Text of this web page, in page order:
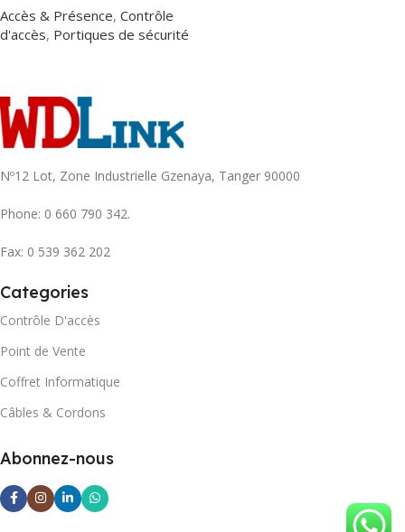
Accès & Présence, Contrôle
d'accès, Portiques de sécurité
Nº12 Lot, Zone Industrielle Gzenaya, Tanger 90000
Phone: 0 660 790 342.
Fax: 0 539 362 202
Categories
Contrôle D'accès
Point de Vente
Coffret Informatique
Câbles & Cordons
Abonnez-nous